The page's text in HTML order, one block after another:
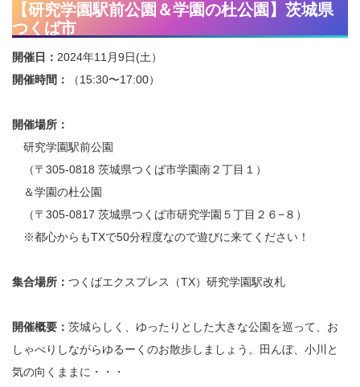
【研究学園駅前公園＆学園の杜公園】茨城県
つくば市
開催日： 2024年11月9日(土）
開催時間：
（15:30〜17:00）
開催場所：
研究学園駅前公園
（〒305-0818 茨城県つくば市学園南２丁目１）
＆学園の杜公園
（〒305-0817 茨城県つくば市研究学園５丁目２６−８）
※都心からもTXで50分程度なので遊びに来てください！
集合場所： つくばエクスプレス（TX）研究学園駅改札
開催概要： 茨城らしく、ゆったりとした大きな公園を巡って、お
しゃべりしながらゆるーくのお散歩しましょう。田んぼ、小川と
気の向くままに・・・